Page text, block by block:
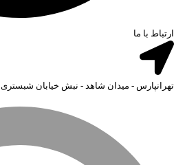
ارتباط با ما
تهرانپارس - میدان شاهد - نبش خیابان شبستری